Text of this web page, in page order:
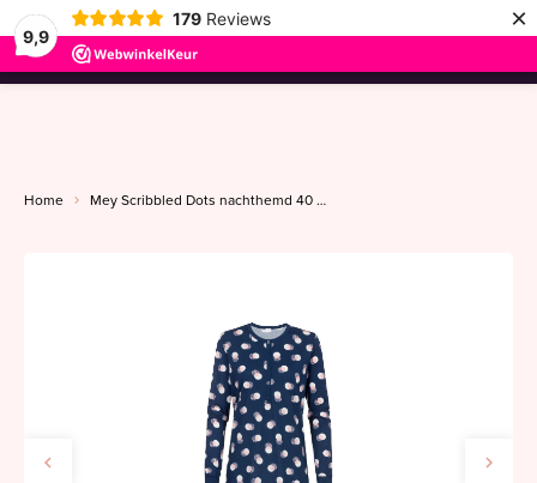
9,9
179 Reviews ×
menu
Home Mey Scribbled Dots nachthemd 40 deep marine